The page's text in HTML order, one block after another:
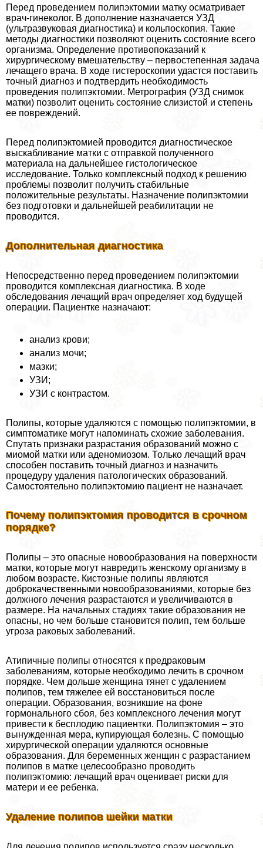
Перед проведением полипэктомии матку осматривает
врач-гинеколог. В дополнение назначается УЗД
(ультразвуковая диагностика) и кольпоскопия. Такие
методы диагностики позволяют оценить состояние всего
организма. Определение противопоказаний к
хирургическому вмешательству – первостепенная задача
лечащего врача. В ходе гистероскопии удастся поставить
точный диагноз и подтвердить необходимость
проведения полипэктомии. Метрография (УЗД снимок
матки) позволит оценить состояние слизистой и степень
ее повреждений.
Перед полипэктомией проводится диагностическое
выскабливание матки с отправкой полученного
материала на дальнейшее гистологическое
исследование. Только комплексный подход к решению
проблемы позволит получить стабильные
положительные результаты. Назначение полипэктомии
без подготовки и дальнейшей реабилитации не
проводится.
Дополнительная диагностика
Непосредственно перед проведением полипэктомии
проводится комплексная диагностика. В ходе
обследования лечащий врач определяет ход будущей
операции. Пациентке назначают:
анализ крови;
анализ мочи;
мазки;
УЗИ;
УЗИ с контрастом.
Полипы, которые удаляются с помощью полипэктомии, в
симптоматике могут напоминать схожие заболевания.
Спутать признаки разрастания образований можно с
миомой матки или аденомиозом. Только лечащий врач
способен поставить точный диагноз и назначить
процедуру удаления патологических образований.
Самостоятельно полипэктомию пациент не назначает.
Почему полипэктомия проводится в срочном
порядке?
Полипы – это опасные новообразования на поверхности
матки, которые могут навредить женскому организму в
любом возрасте. Кистозные полипы являются
доброкачественными новообразованиями, которые без
должного лечения разрастаются и увеличиваются в
размере. На начальных стадиях такие образования не
опасны, но чем больше становится полип, тем больше
угроза paковых заболеваний.
Атипичные полипы относятся к предpaковым
заболеваниям, которые необходимо лечить в срочном
порядке. Чем дольше женщина тянет с удалением
полипов, тем тяжелее ей восстановиться после
операции. Образования, возникшие на фоне
гормонального сбоя, без комплексного лечения могут
привести к бесплодию пациентки. Полипэктомия – это
вынужденная мера, купирующая болезнь. С помощью
хирургической операции удаляются основные
образования. Для беременных женщин с разрастанием
полипов в матке целесообразно проводить
полипэктомию: лечащий врач оценивает риски для
матери и ее ребенка.
Удаление полипов шейки матки